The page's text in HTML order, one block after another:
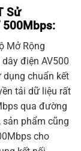
Sử
500Mbps:
Mở Rộng
điện AV500
dụng chuẩn kết
tải dữ liệu rất
qua đường
sản phẩm cũng
cho